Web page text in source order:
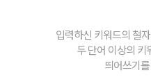
입력하신 키워드의 철
두 단어 이상의 키
띄어쓰기